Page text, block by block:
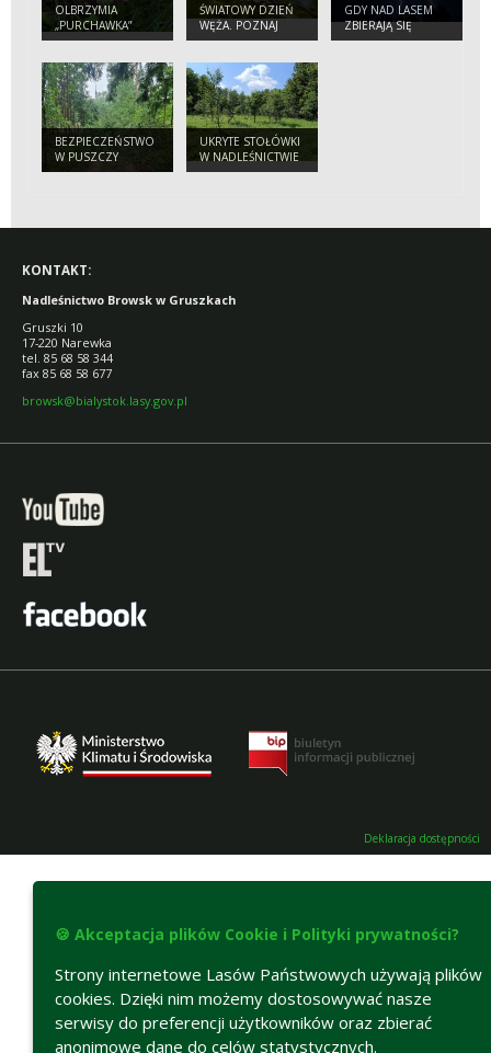
OLBRZYMIA
„PURCHAWKA”
ŚWIATOWY DZIEŃ
WĘŻA. POZNAJ
NASZYCH
SĄSIADÓW
GDY NAD LASEM
ZBIERAJĄ SIĘ
CHMURY.
BEZPIECZEŃSTWO
W PUSZCZY
BIAŁOWIESKIEJ.
UKRYTE STOŁÓWKI
W NADLEŚNICTWIE
BROWSK. SKĄD SIĘ
KONTAKT:
Nadleśnictwo Browsk w Gruszkach
Gruszki 10
17-220 Narewka
tel. 85 68 58 344
fax 85 68 58 677
browsk@bialystok.lasy.gov.pl
Deklaracja dostępności
🍪 Akceptacja plików Cookie i Polityki prywatności?
Strony internetowe Lasów Państwowych używają plików
cookies. Dzięki nim możemy dostosowywać nasze
serwisy do preferencji użytkowników oraz zbierać
anonimowe dane do celów statystycznych.